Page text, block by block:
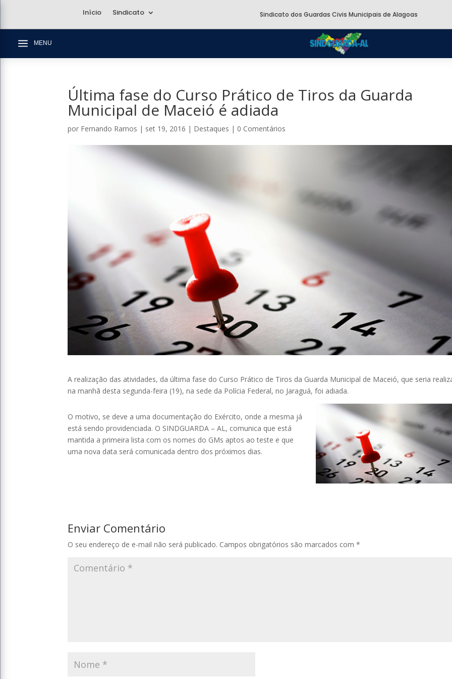
Início Sindicato Sindicato dos Guardas Civis Municipais de Alagoas
a MENU
Última fase do Curso Prático de Tiros da Guarda
Municipal de Maceió é adiada
por Fernando Ramos | set 19, 2016 | Destaques | 0 Comentários
A realização das atividades, da última fase do Curso Prático de Tiros da Guarda Municipal de Maceió, que seria
na manhã desta segunda-feira (19), na sede da Polícia Federal, no Jaraguá, foi adiada.
O motivo, se deve a uma documentação do Exército, onde a mesma já
está sendo providenciada. O SINDGUARDA – AL, comunica que está
mantida a primeira lista com os nomes do GMs aptos ao teste e que
uma nova data será comunicada dentro dos próximos dias.
Enviar Comentário
O seu endereço de e-mail não será publicado. Campos obrigatórios são marcados com*